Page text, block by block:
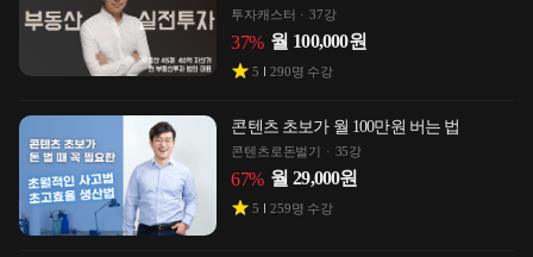
투자캐스터 37강
37% 월 100,000원
5 290명 수강
콘텐츠 초보가 월 100만원 버는 법
콘텐츠로돈벌기 35강
67% 월 29,000원
5 259명 수강